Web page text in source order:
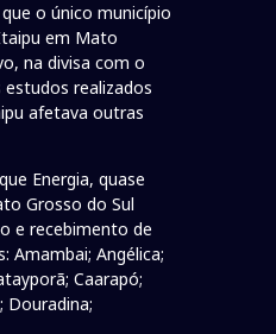
o único município
em Mato
na divisa com o
realizados
afetava outras
Energia, quase
Grosso do Sul
e recebimento de
Amambai; Angélica;
Caarapó;
Douradina;